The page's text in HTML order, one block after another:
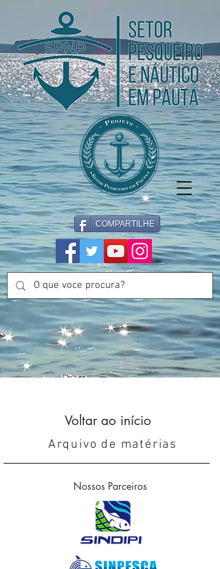
COMPARTILHE
Voltar ao início
Arquivo de matérias
Nossos Parceiros